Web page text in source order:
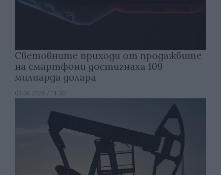
Световните приходи от продажбите
на смартфони достигнаха 109
милиарда долара
03.08.2026 / 11:30